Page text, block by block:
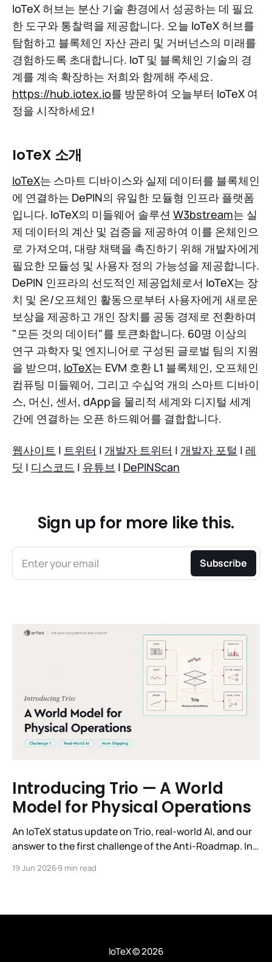
IoTeX 허브는 분산 기술 환경에서 성공하는 데 필요
한 도구와 통찰력을 제공합니다. 오늘 IoTeX 허브를
탐험하고 블록체인 자산 관리 및 거버넌스의 미래를
경험하도록 초대합니다. IoT 및 블록체인 기술의 경
계를 계속 확장하는 저희와 함께해 주세요.
https://hub.iotex.io를 방문하여 오늘부터 IoTeX 여
정을 시작하세요!
IoTeX 소개
IoTeX는 스마트 디바이스와 실제 데이터를 블록체인
에 연결하는 DePIN의 유일한 모듈형 인프라 플랫폼
입니다. IoTeX의 미들웨어 솔루션 W3bstream는 실
제 데이터의 계산 및 검증을 제공하여 이를 온체인으
로 가져오며, 대량 채택을 촉진하기 위해 개발자에게
필요한 모듈성 및 사용자 정의 가능성을 제공합니다.
DePIN 인프라의 선도적인 제공업체로서 IoTeX는 장
치 및 온/오프체인 활동으로부터 사용자에게 새로운
보상을 제공하고 개인 장치를 공동 경제로 전환하며
"모든 것의 데이터"를 토큰화합니다. 60명 이상의
연구 과학자 및 엔지니어로 구성된 글로벌 팀의 지원
을 받으며, IoTeX는 EVM 호환 L1 블록체인, 오프체인
컴퓨팅 미들웨어, 그리고 수십억 개의 스마트 디바이
스, 머신, 센서, dApp을 물리적 세계와 디지털 세계
간에 연결하는 오픈 하드웨어를 결합합니다.
웹사이트 | 트위터 | 개발자 트위터 | 개발자 포털 | 레
딧 | 디스코드 | 유튜브 | DePINScan
Sign up for more like this.
Enter your email Subscribe
Introducing Trio — A World
Model for Physical Operations
An IoTeX status update on Trio, real-world AI, and our
answer to the first challenge of the Anti-Roadmap. In
three challenges instead of a timeline. Challenge 1 was
19 Jun 20269 min read
IoTeX© 2026